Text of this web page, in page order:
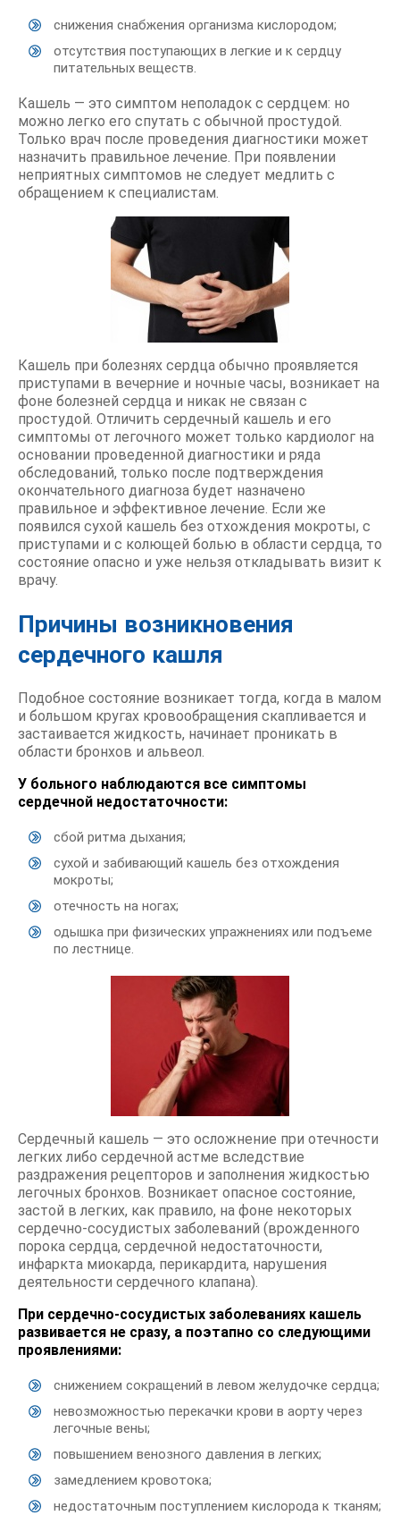
снижения снабжения организма кислородом;
отсутствия поступающих в легкие и к сердцу
питательных веществ.
Кашель — это симптом неполадок с сердцем: но
можно легко его спутать с обычной простудой.
Только врач после проведения диагностики может
назначить правильное лечение. При появлении
неприятных симптомов не следует медлить с
обращением к специалистам.
Кашель при болезнях сердца обычно проявляется
приступами в вечерние и ночные часы, возникает на
фоне болезней сердца и никак не связан с
простудой. Отличить сердечный кашель и его
симптомы от легочного может только кардиолог на
основании проведенной диагностики и ряда
обследований, только после подтверждения
окончательного диагноза будет назначено
правильное и эффективное лечение. Если же
появился сухой кашель без отхождения мокроты, с
приступами и с колющей болью в области сердца, то
состояние опасно и уже нельзя откладывать визит к
врачу.
Причины возникновения
сердечного кашля
Подобное состояние возникает тогда, когда в малом
и большом кругах кровообращения скапливается и
застаивается жидкость, начинает проникать в
области бронхов и альвеол.
У больного наблюдаются все симптомы
сердечной недостаточности:
сбой ритма дыхания;
сухой и забивающий кашель без отхождения
мокроты;
отечность на ногах;
одышка при физических упражнениях или подъеме
по лестнице.
Сердечный кашель — это осложнение при отечности
легких либо сердечной астме вследствие
раздражения рецепторов и заполнения жидкостью
легочных бронхов. Возникает опасное состояние,
застой в легких, как правило, на фоне некоторых
сердечно-сосудистых заболеваний (врожденного
порока сердца, сердечной недостаточности,
инфаркта миокарда, перикардита, нарушения
деятельности сердечного клапана).
При сердечно-сосудистых заболеваниях кашель
развивается не сразу, а поэтапно со следующими
проявлениями:
снижением сокращений в левом желудочке сердца;
невозможностью перекачки крови в аорту через
легочные вены;
повышением венозного давления в легких;
замедлением кровотока;
недостаточным поступлением кислорода к тканям;